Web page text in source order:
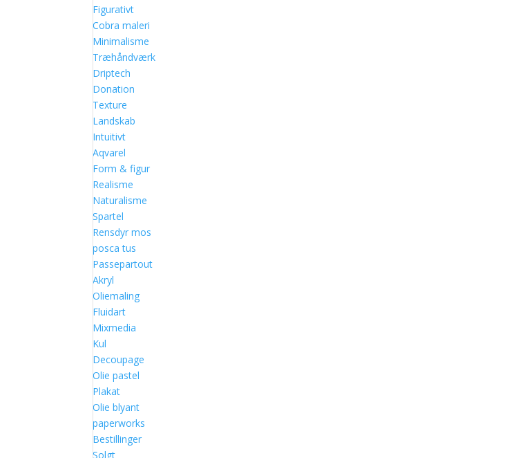
Figurativt
Cobra maleri
Minimalisme
Træhåndværk
Driptech
Donation
Texture
Landskab
Intuitivt
Aqvarel
Form & figur
Realisme
Naturalisme
Spartel
Rensdyr mos
posca tus
Passepartout
Akryl
Oliemaling
Fluidart
Mixmedia
Kul
Decoupage
Olie pastel
Plakat
Olie blyant
paperworks
Bestillinger
Solgt